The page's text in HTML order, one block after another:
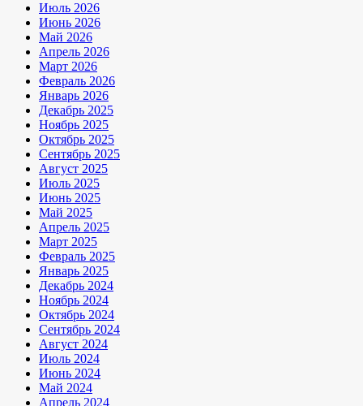
Июль 2026
Июнь 2026
Май 2026
Апрель 2026
Март 2026
Февраль 2026
Январь 2026
Декабрь 2025
Ноябрь 2025
Октябрь 2025
Сентябрь 2025
Август 2025
Июль 2025
Июнь 2025
Май 2025
Апрель 2025
Март 2025
Февраль 2025
Январь 2025
Декабрь 2024
Ноябрь 2024
Октябрь 2024
Сентябрь 2024
Август 2024
Июль 2024
Июнь 2024
Май 2024
Апрель 2024